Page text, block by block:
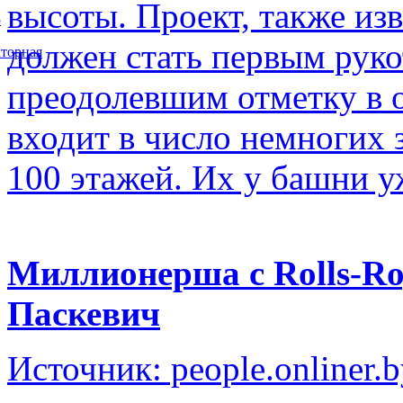
высоты. Проект, также
должен стать первым
преодолевшим отметку в
входит в число
100 этажей. Их у башни
Миллионерша с Rolls-
Паскевич
Источник: